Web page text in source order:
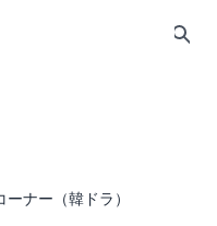
ーナー（韓ドラ）